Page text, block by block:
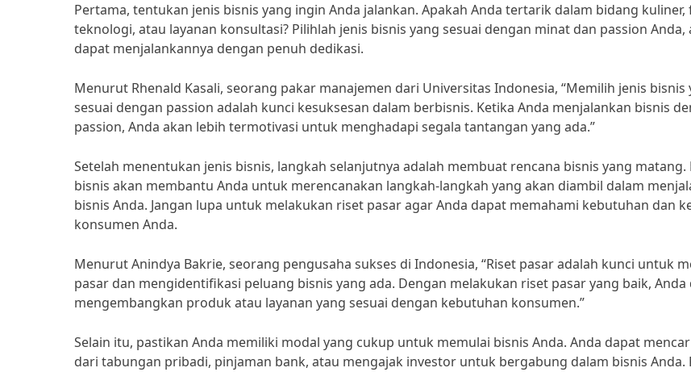
Pertama, tentukan jenis bisnis yang ingin Anda jalankan. Apakah Anda tertarik dalam bidang kuliner,
teknologi, atau layanan konsultasi? Pilihlah jenis bisnis yang sesuai dengan minat dan passion Anda,
dapat menjalankannya dengan penuh dedikasi.
Menurut Rhenald Kasali, seorang pakar manajemen dari Universitas Indonesia, “Memilih jenis bisnis
sesuai dengan passion adalah kunci kesuksesan dalam berbisnis. Ketika Anda menjalankan bisnis
passion, Anda akan lebih termotivasi untuk menghadapi segala tantangan yang ada.”
Setelah menentukan jenis bisnis, langkah selanjutnya adalah membuat rencana bisnis yang matang.
bisnis akan membantu Anda untuk merencanakan langkah-langkah yang akan diambil dalam
bisnis Anda. Jangan lupa untuk melakukan riset pasar agar Anda dapat memahami kebutuhan dan
konsumen Anda.
Menurut Anindya Bakrie, seorang pengusaha sukses di Indonesia, “Riset pasar adalah kunci untuk
pasar dan mengidentifikasi peluang bisnis yang ada. Dengan melakukan riset pasar yang baik, Anda
mengembangkan produk atau layanan yang sesuai dengan kebutuhan konsumen.”
Selain itu, pastikan Anda memiliki modal yang cukup untuk memulai bisnis Anda. Anda dapat
dari tabungan pribadi, pinjaman bank, atau mengajak investor untuk bergabung dalam bisnis Anda.